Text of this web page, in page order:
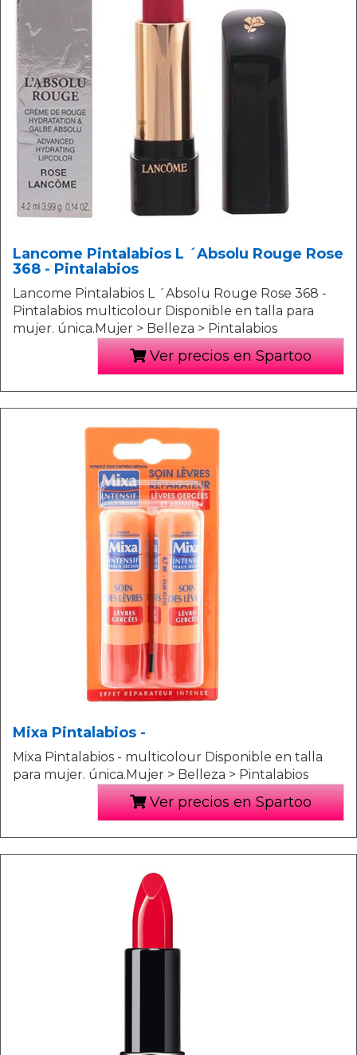
Lancome Pintalabios L ´Absolu Rouge Rose
368 - Pintalabios
Lancome Pintalabios L ´Absolu Rouge Rose 368 -
Pintalabios multicolour Disponible en talla para
mujer. única.Mujer > Belleza > Pintalabios
Ver precios en Spartoo
Mixa Pintalabios -
Mixa Pintalabios - multicolour Disponible en talla
para mujer. única.Mujer > Belleza > Pintalabios
Ver precios en Spartoo